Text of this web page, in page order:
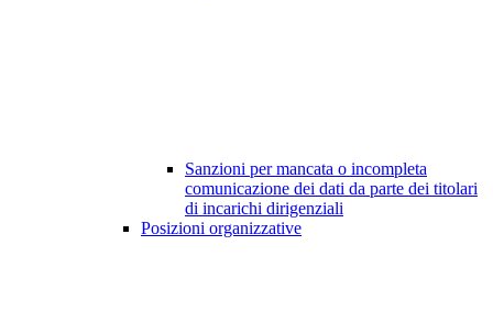
Sanzioni per mancata o incompleta
comunicazione dei dati da parte dei titolari
di incarichi dirigenziali
Posizioni organizzative